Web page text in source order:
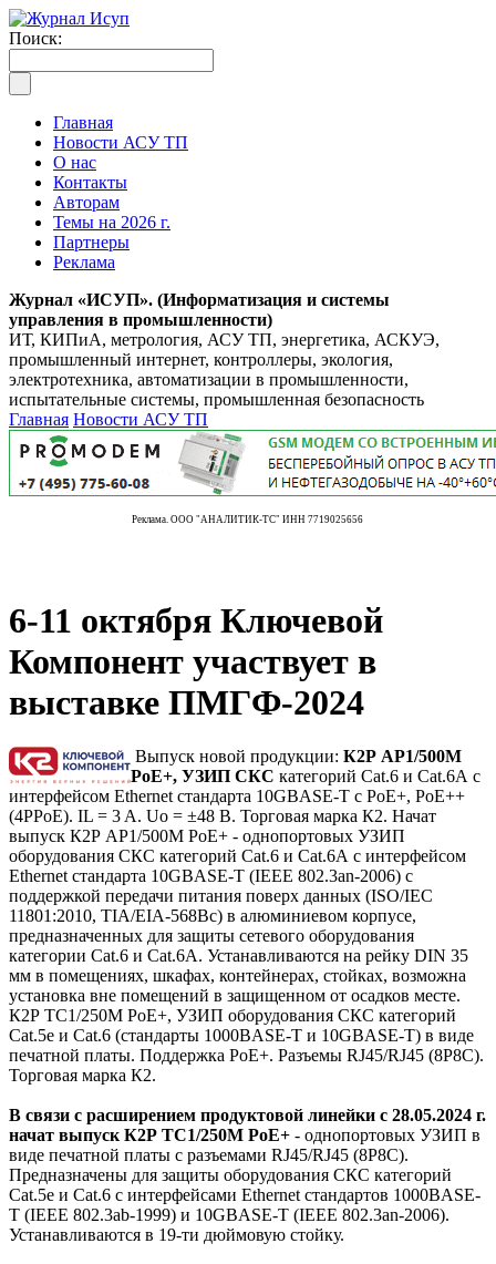
Поиск:
Главная
Новости АСУ ТП
О нас
Контакты
Авторам
Темы на 2026 г.
Партнеры
Реклама
Журнал «ИСУП». (Информатизация и системы
управления в промышленности)
ИТ, КИПиА, метрология, АСУ ТП, энергетика, АСКУЭ,
промышленный интернет, контроллеры, экология,
электротехника, автоматизации в промышленности,
испытательные системы, промышленная безопасность
Главная Новости АСУ ТП
Реклама. ООО "АНАЛИТИК-ТС" ИНН 7719025656
6-11 октября Ключевой
Компонент участвует в
выставке ПМГФ-2024
Выпуск новой продукции: К2Р АР1/500М
PoE+, УЗИП СКС категорий Cat.6 и Cat.6А с
интерфейсом Ethernet стандарта 10GBASE-T с PoE+, PoE++
(4PPoE). IL = 3 A. Uo = ±48 В. Торговая марка К2. Начат
выпуск К2Р АР1/500М PoE+ - однопортовых УЗИП
оборудования СКС категорий Cat.6 и Cat.6А с интерфейсом
Ethernet стандарта 10GBASE-T (IEEE 802.3an-2006) с
поддержкой передачи питания поверх данных (ISO/IEC
11801:2010, TIA/EIA-568Bс) в алюминиевом корпусе,
предназначенных для защиты сетевого оборудования
категории Cat.6 и Cat.6А. Устанавливаются на рейку DIN 35
мм в помещениях, шкафах, контейнерах, стойках, возможна
установка вне помещений в защищенном от осадков месте.
К2Р ТС1/250М PoE+, УЗИП оборудования СКС категорий
Cat.5e и Cat.6 (стандарты 1000BASE-T и 10GBASE-T) в виде
печатной платы. Поддержка PoE+. Разъемы RJ45/RJ45 (8P8C).
Торговая марка К2.
В связи с расширением продуктовой линейки с 28.05.2024 г.
начат выпуск К2Р ТС1/250М PoE+ - однопортовых УЗИП в
виде печатной платы с разъемами RJ45/RJ45 (8P8C).
Предназначены для защиты оборудования СКС категорий
Cat.5е и Cat.6 с интерфейсами Ethernet стандартов 1000BASE-
T (IEEE 802.3ab-1999) и 10GBASE-T (IEEE 802.3an-2006).
Устанавливаются в 19-ти дюймовую стойку.